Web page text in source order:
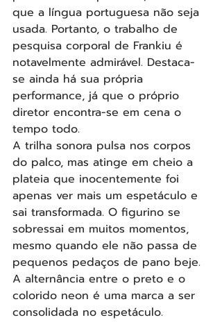
que a língua portuguesa não seja
usada. Portanto, o trabalho de
pesquisa corporal de Frankiu é
notavelmente admirável. Destaca-
se ainda há sua própria
performance, já que o próprio
diretor encontra-se em cena o
tempo todo.
A trilha sonora pulsa nos corpos
do palco, mas atinge em cheio a
plateia que inocentemente foi
apenas ver mais um espetáculo e
sai transformada. O figurino se
sobressai em muitos momentos,
mesmo quando ele não passa de
pequenos pedaços de pano beje.
A alternância entre o preto e o
colorido neon é uma marca a ser
consolidada no espetáculo.